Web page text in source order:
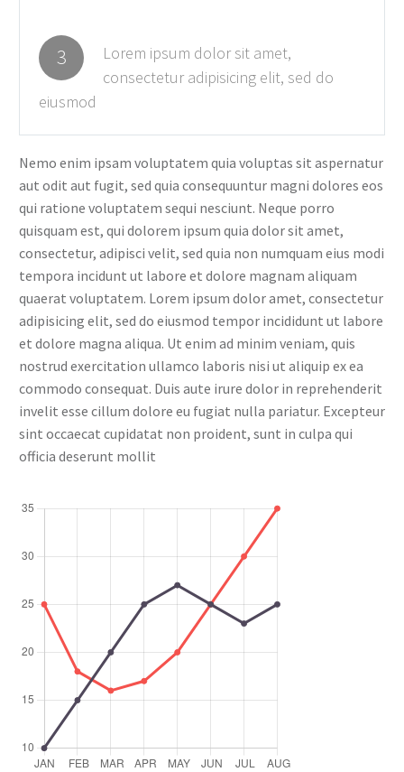
3
Lorem ipsum dolor sit amet,
consectetur adipisicing elit, sed do
eiusmod
Nemo enim ipsam voluptatem quia voluptas sit aspernatur
aut odit aut fugit, sed quia consequuntur magni dolores eos
qui ratione voluptatem sequi nesciunt. Neque porro
quisquam est, qui dolorem ipsum quia dolor sit amet,
consectetur, adipisci velit, sed quia non numquam eius modi
tempora incidunt ut labore et dolore magnam aliquam
quaerat voluptatem. Lorem ipsum dolor amet, consectetur
adipisicing elit, sed do eiusmod tempor incididunt ut labore
et dolore magna aliqua. Ut enim ad minim veniam, quis
nostrud exercitation ullamco laboris nisi ut aliquip ex ea
commodo consequat. Duis aute irure dolor in reprehenderit
invelit esse cillum dolore eu fugiat nulla pariatur. Excepteur
sint occaecat cupidatat non proident, sunt in culpa qui
officia deserunt mollit